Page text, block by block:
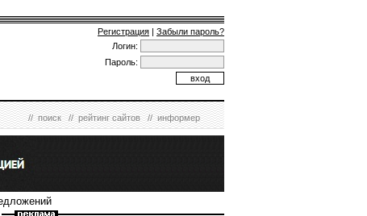
Регистрация | Забыли пароль?
Логин:
Пароль:
//поиск//рейтинг сайтов//информер